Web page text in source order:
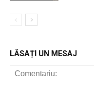
LĂSAȚI UN MESAJ